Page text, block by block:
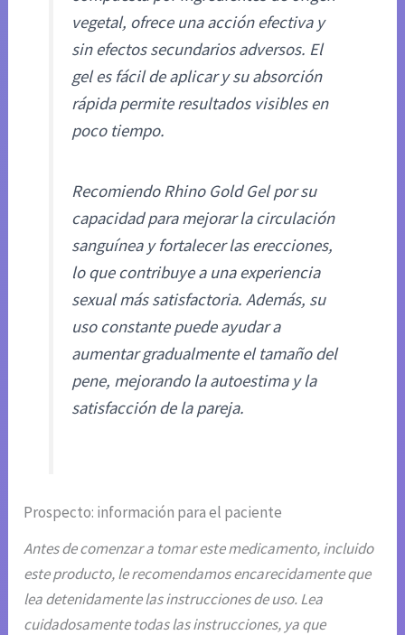
vegetal, ofrece una acción efectiva y
sin efectos secundarios adversos. El
gel es fácil de aplicar y su absorción
rápida permite resultados visibles en
poco tiempo.
Recomiendo Rhino Gold Gel por su
capacidad para mejorar la circulación
sanguínea y fortalecer las erecciones,
lo que contribuye a una experiencia
sexual más satisfactoria. Además, su
uso constante puede ayudar a
aumentar gradualmente el tamaño del
pene, mejorando la autoestima y la
satisfacción de la pareja.
Prospecto: información para el paciente
Antes de comenzar a tomar este medicamento, incluido
este producto, le recomendamos encarecidamente que
lea detenidamente las instrucciones de uso. Lea
cuidadosamente todas las instrucciones, ya que